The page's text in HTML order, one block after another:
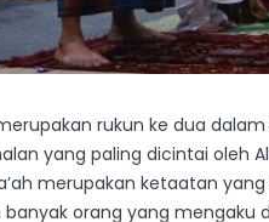
rukun ke dua
yang paling dicintai oleh
merupakan ketaatan
orang yang mengaku